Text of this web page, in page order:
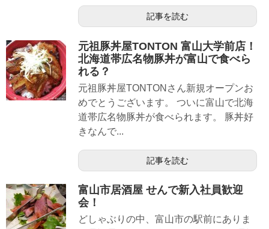
記事を読む
元祖豚丼屋TONTON 富山大学前店！
北海道帯広名物豚丼が富山で食べら
れる？
元祖豚丼屋TONTONさん新規オープンお
めでとうございます。 ついに富山で北海
道帯広名物豚丼が食べられます。 豚丼好
きなんで...
記事を読む
富山市居酒屋 せんで新入社員歓迎
会！
どしゃぶりの中、富山市の駅前にありま